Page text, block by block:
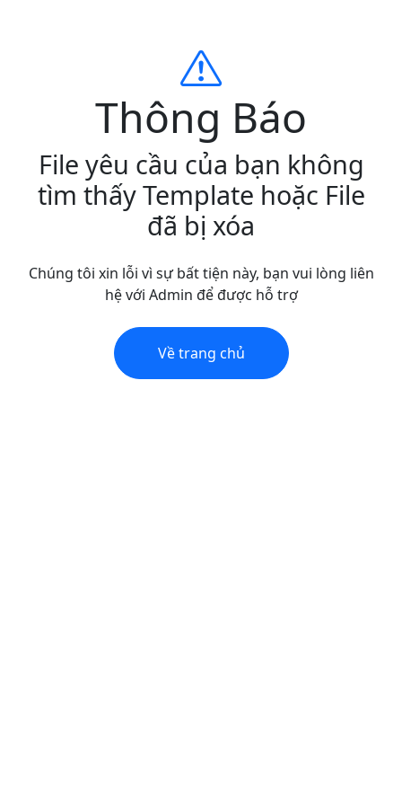
Thông Báo
File yêu cầu của bạn không
tìm thấy Template hoặc File
đã bị xóa
Chúng tôi xin lỗi vì sự bất tiện này, bạn vui lòng liên
hệ với Admin để được hỗ trợ
Về trang chủ